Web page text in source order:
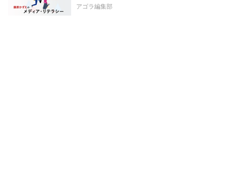
アゴラ編集部